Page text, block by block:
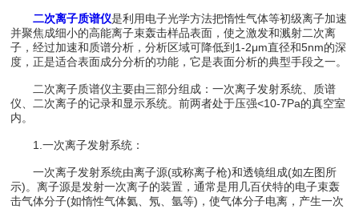
二次离子质谱仪是利用电子光学方法把惰性气体等初级离子加速
并聚焦成细小的高能离子束轰击样品表面，使之激发和溅射二次离
子，经过加速和质谱分析，分析区域可降低到1-2μm直径和5nm的深
度，正是适合表面成分分析的功能，它是表面分析的典型手段之一。
二次离子质谱仪主要由三部分组成：一次离子发射系统、质谱
仪、二次离子的记录和显示系统。前两者处于压强<10-7Pa的真空室
内。
1.一次离子发射系统：
一次离子发射系统由离子源(或称离子枪)和透镜组成(如左图所
示)。离子源是发射一次离子的装置，通常是用几百伏特的电子束轰
击气体分子(如惰性气体氦、氖、氩等)，使气体分子电离，产生一次